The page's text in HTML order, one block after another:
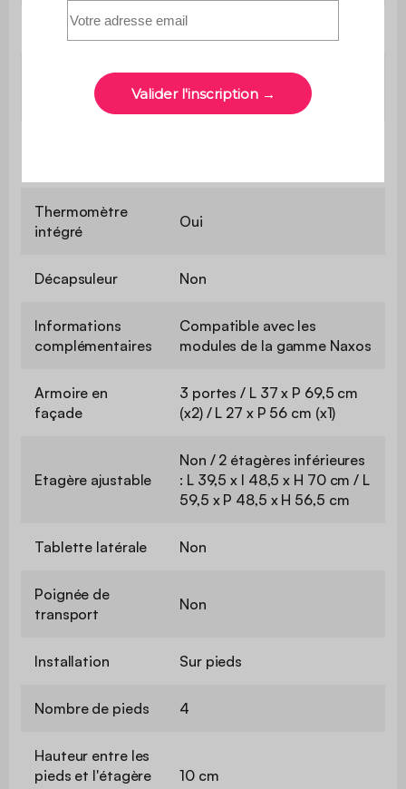
Couvercle Oui / L 50 x l 39,5 cm
Récupérateur de
Non
Thermomètre
intégré
Oui
Décapsuleur Non
Informations
complémentaires
Compatible avec les
modules de la gamme Naxos
Armoire en
façade
3 portes / L 37 x P 69,5 cm
(x2) / L 27 x P 56 cm (x1)
Etagère ajustable
Non / 2 étagères inférieures
: L 39,5 x l 48,5 x H 70 cm / L
59,5 x P 48,5 x H 56,5 cm
Tablette latérale Non
Poignée de
transport
Non
Installation Sur pieds
Nombre de pieds 4
Hauteur entre les
pieds et l'étagère
10 cm